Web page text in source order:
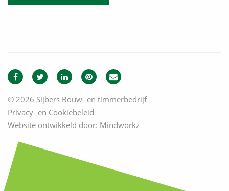
© 2026 Sijbers Bouw- en timmerbedrijf
Privacy- en Cookiebeleid
Website ontwikkeld door: Mindworkz